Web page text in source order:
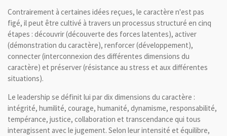
Contrairement à certaines idées reçues, le caractère n'est pas
figé, il peut être cultivé à travers un processus structuré en cinq
étapes : découvrir (découverte des forces latentes), activer
(démonstration du caractère), renforcer (développement),
connecter (interconnexion des différentes dimensions du
caractère) et préserver (résistance au stress et aux différentes
situations).
Le leadership se définit lui par dix dimensions du caractère :
intégrité, humilité, courage, humanité, dynamisme, responsabilité,
tempérance, justice, collaboration et transcendance qui tous
interagissent avec le jugement. Selon leur intensité et équilibre,